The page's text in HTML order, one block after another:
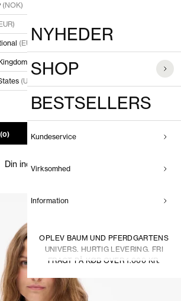
(NOK)
(EUR)
(GBP)
(USD)
Pferdgarten DK
indkøbskurv
(0)
NYHEDER
SHOP
BESTSELLERS
Kundeservice
Virksomhed
Information
OPLEV BAUM UND PFERDGARTENS
UNIVERS. HURTIG LEVERING. FRI
FRAGT PÅ KØB OVER 1.000 KR.
Din indkøbskurv er tom